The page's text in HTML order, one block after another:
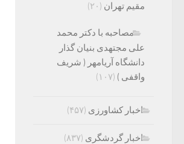
مقیم تهران (۲۰)
مصاحبه با دکتر محمد
علی مجتهدی بنیان گذار
دانشگاه آریامهر ( شریف
واقفی ) (۱۰۷)
اخبار کشاورزی (۴۵۷)
اخبار گردشگری (۸۳۷)